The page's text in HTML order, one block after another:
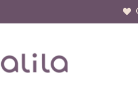
springen